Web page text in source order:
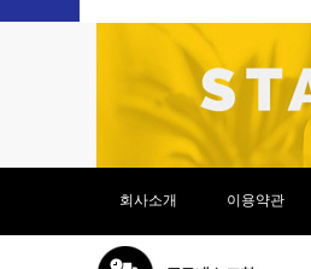
회사소개 이용약관